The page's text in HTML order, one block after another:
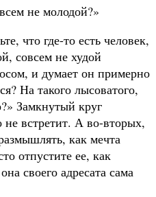
не молодой?»
что где-то есть человек,
совсем не худой
и думает он примерно
На такого лысоватого,
Замкнутый круг
не встретит. А во-вторых,
как мечта
отпустите ее, как
своего адресата сама